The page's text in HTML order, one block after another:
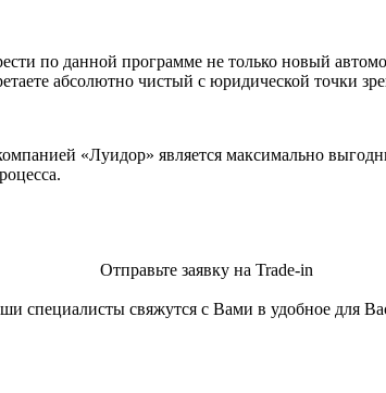
по данной программе не только новый
абсолютно чистый с юридической точки
«Луидор» является максимально
Отправьте заявку на Trade-in
специалисты свяжутся с Вами в удобное для